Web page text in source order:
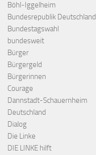
Böhl-Iggelheim
Bundesrepublik Deutschland
Bundestagswahl
bundesweit
Bürger
Bürgergeld
Bürgerinnen
Courage
Dannstadt-Schauernheim
Deutschland
Dialog
Die Linke
DIE LINKE hilft